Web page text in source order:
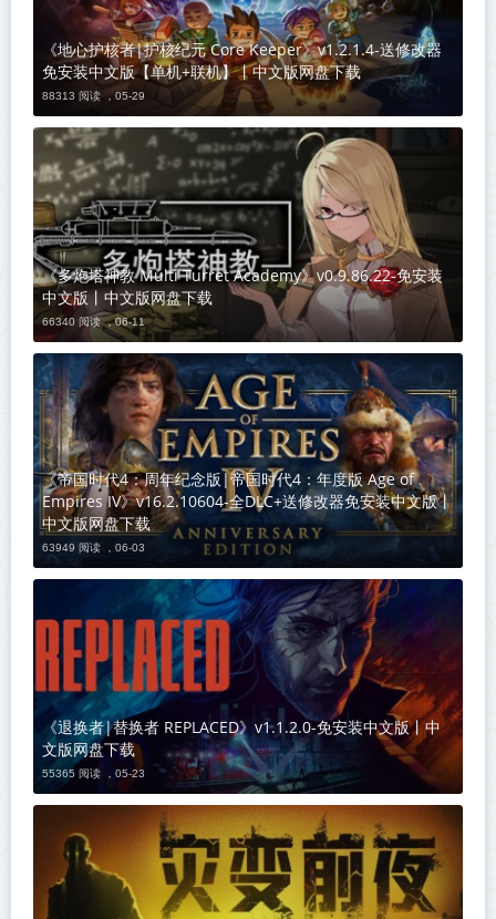
《地心护核者|护核纪元 Core Keeper》v1.2.1.4-送修改器
免安装中文版【单机+联机】丨中文版网盘下载
88313 阅读 ，05-29
《多炮塔神教 Multi Turret Academy》v0.9.86.22-免安装
中文版丨中文版网盘下载
66340 阅读 ，06-11
《帝国时代4：周年纪念版|帝国时代4：年度版 Age of
Empires IV》v16.2.10604-全DLC+送修改器免安装中文版丨
中文版网盘下载
63949 阅读 ， 06-03
《退换者|替换者 REPLACED》v1.1.2.0-免安装中文版丨中
文版网盘下载
55365 阅读 ， 05-23